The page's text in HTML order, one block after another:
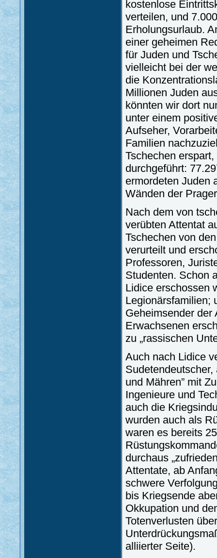
kostenlose
verteilen, und
Erholungsurlaub.
einer geheimen
für Juden und
vielleicht bei der
die
Millionen Juden
könnten wir dort
unter einem
Aufseher,
Familien
Tschechen
durchgeführt:
ermordeten Juden
Wänden der
Nach dem von
verübten Attentat
Tschechen von
verurteilt und
Professoren,
Studenten. Schon
Lidice erschossen
Legionärsfamilien;
Geheimsender der
Erwachsenen
zu „rassischen
Auch nach Lidice
und Mähren” mit
Ingenieure und
auch die
wurden auch als
waren es bereits
durchaus
Attentate, ab
schwere
bis Kriegsende
Okkupation und
Totenverlusten
alliierter Seite).